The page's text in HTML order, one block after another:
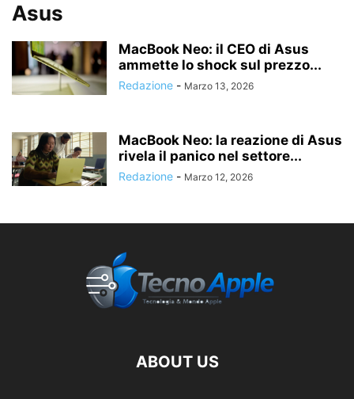
Asus
MacBook Neo: il CEO di Asus
ammette lo shock sul prezzo...
Redazione - Marzo 13, 2026
MacBook Neo: la reazione di Asus
rivela il panico nel settore...
Redazione - Marzo 12, 2026
ABOUT US